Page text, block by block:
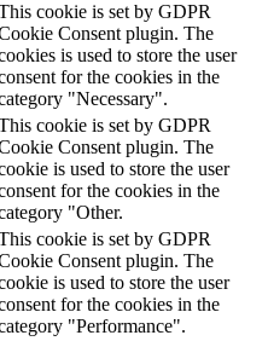
cookie is set by GDPR
Consent plugin. The
is used to store the user
for the cookies in the
"Necessary".
cookie is set by GDPR
Consent plugin. The
is used to store the user
for the cookies in the
"Other.
cookie is set by GDPR
Consent plugin. The
is used to store the user
for the cookies in the
"Performance".